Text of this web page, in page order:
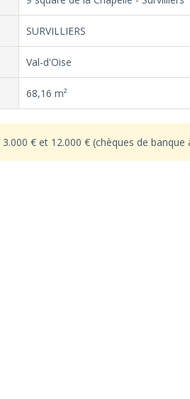
SURVILLIERS
Val-d'Oise
68,16 m²
3.000 € et 12.000 € (chèques de banque